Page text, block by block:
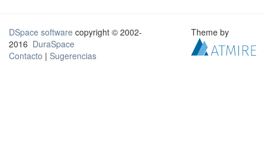
DSpace software copyright © 2002-
2016 DuraSpace
Contacto | Sugerencias
Theme by